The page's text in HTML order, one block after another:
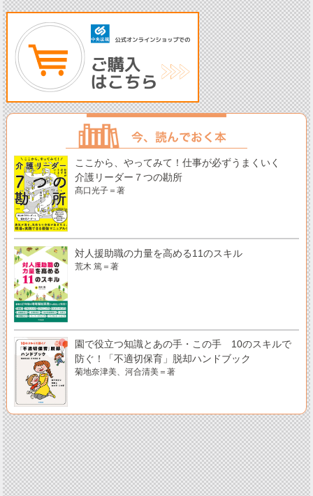
ここから、やってみて！仕事が必ずうまくいく
介護リーダー７つの勘所
髙口光子＝著
対人援助職の力量を高める11のスキル
荒木 篤＝著
園で役立つ知識とあの手・この手 10のスキルで
防ぐ！「不適切保育」脱却ハンドブック
菊地奈津美、河合清美＝著